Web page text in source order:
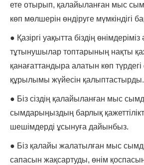
ете отырып, қалайыланған мыс
көп мөлшерін өндіруге мүмкіндігі
● Қазіргі уақытта біздің өнімдеріміз
тұтынушылар топтарының нақты
қанағаттандыра алатын көп
құрылымы жүйесін қалыптастырды.
● Біз сіздің қалайыланған мыс
сымдарыңыздың барлық
шешімдерді ұсынуға дайынбыз.
● Біз қалайы жалатылған мыс
сапасын жақсартуды, өнім